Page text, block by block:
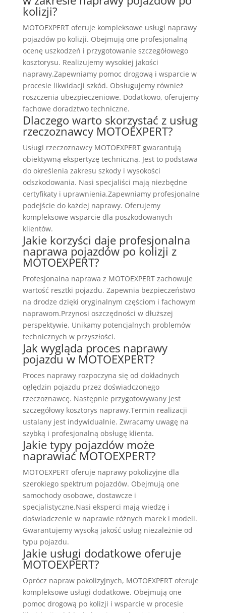
kolizji?
MOTOEXPERT oferuje kompleksowe usługi naprawy
pojazdów po kolizji. Obejmują one profesjonalną
ocenę uszkodzeń i przygotowanie szczegółowego
kosztorysu. Realizujemy wysokiej jakości
naprawy.Zapewniamy pomoc drogową i wsparcie w
procesie likwidacji szkód. Obsługujemy również
roszczenia ubezpieczeniowe. Dodatkowo, oferujemy
fachowe doradztwo techniczne.
Dlaczego warto skorzystać z usług
rzeczoznawcy MOTOEXPERT?
Usługi rzeczoznawcy MOTOEXPERT gwarantują
obiektywną ekspertyzę techniczną. Jest to podstawa
do określenia zakresu szkody i wysokości
odszkodowania. Nasi specjaliści mają niezbędne
certyfikaty i uprawnienia.Zapewniamy profesjonalne
podejście do każdej naprawy. Oferujemy
kompleksowe wsparcie dla poszkodowanych
klientów.
Jakie korzyści daje profesjonalna
naprawa pojazdów po kolizji z
MOTOEXPERT?
Profesjonalna naprawa z MOTOEXPERT zachowuje
wartość resztki pojazdu. Zapewnia bezpieczeństwo
na drodze dzięki oryginalnym częściom i fachowym
naprawom.Przynosi oszczędności w dłuższej
perspektywie. Unikamy potencjalnych problemów
technicznych w przyszłości.
Jak wygląda proces naprawy
pojazdu w MOTOEXPERT?
Proces naprawy rozpoczyna się od dokładnych
oględzin pojazdu przez doświadczonego
rzeczoznawcę. Następnie przygotowywany jest
szczegółowy kosztorys naprawy.Termin realizacji
ustalany jest indywidualnie. Zwracamy uwagę na
szybką i profesjonalną obsługę klienta.
Jakie typy pojazdów może
naprawiać MOTOEXPERT?
MOTOEXPERT oferuje naprawy pokolizyjne dla
szerokiego spektrum pojazdów. Obejmują one
samochody osobowe, dostawcze i
specjalistyczne.Nasi eksperci mają wiedzę i
doświadczenie w naprawie różnych marek i modeli.
Gwarantujemy wysoką jakość usług niezależnie od
typu pojazdu.
Jakie usługi dodatkowe oferuje
MOTOEXPERT?
Oprócz napraw pokolizyjnych, MOTOEXPERT oferuje
kompleksowe usługi dodatkowe. Obejmują one
pomoc drogową po kolizji i wsparcie w procesie